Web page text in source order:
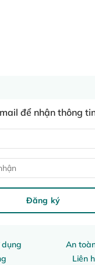
An
Liên
để nhận thông
Đăng ký